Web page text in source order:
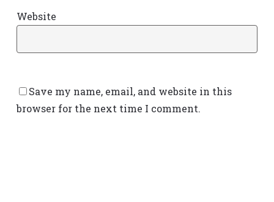
Website
Save my name, email, and website in this
browser for the next time I comment.